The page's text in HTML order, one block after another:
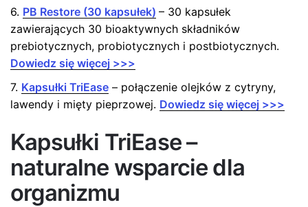
6. PB Restore (30 kapsułek) – 30 kapsułek
zawierających 30 bioaktywnych składników
prebiotycznych, probiotycznych i postbiotycznych.
Dowiedz się więcej >>>
7. Kapsułki TriEase – połączenie olejków z cytryny,
lawendy i mięty pieprzowej. Dowiedz się więcej >>>
Kapsułki TriEase –
naturalne wsparcie dla
organizmu